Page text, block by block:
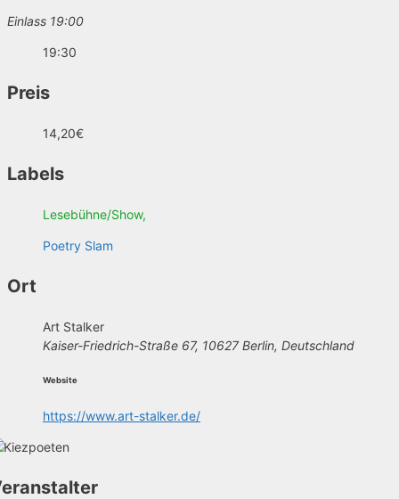
Einlass 19:00
19:30
Preis
14,20€
Labels
Lesebühne/Show,
Poetry Slam
Ort
Art Stalker
Kaiser-Friedrich-Straße 67, 10627 Berlin, Deutschland
Website
https://www.art-stalker.de/